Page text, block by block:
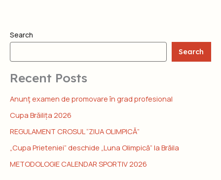
Search
Search
Recent Posts
Anunţ examen de promovare în grad profesional
Cupa Brăilița 2026
REGULAMENT CROSUL “ZIUA OLIMPICĂ”
„Cupa Prieteniei” deschide „Luna Olimpică” la Brăila
METODOLOGIE CALENDAR SPORTIV 2026